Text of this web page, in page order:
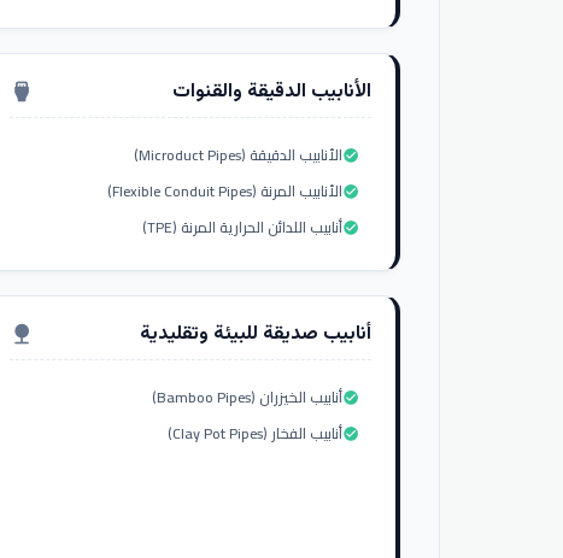
الأنابيب الدقيقة والقنوات settings_input_hdmi
الأنابيب الدقيقة (Microduct Pipes)check_circle
الأنابيب المرنة (Flexible Conduit Pipes)check_circle
أنابيب اللدائن الحرارية المرنة (TPE)check_circle
أنابيب صديقة للبيئة وتقليدية nature
أنابيب الخيزران (Bamboo Pipes)check_circle
أنابيب الفخار (Clay Pot Pipes)check_circle